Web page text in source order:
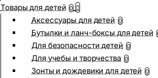
Товары для детей 0
Аксессуары для детей 0
Бутылки и ланч-боксы для детей
Для безопасности детей 0
Для учебы и творчества 0
Зонты и дождевики для детей 0